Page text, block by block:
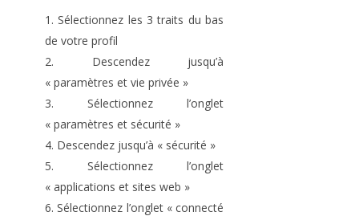
Sélectionnez les 3 traits du bas
de votre profil
Descendez jusqu’à
« paramètres et vie privée »
Sélectionnez l’onglet
« paramètres et sécurité »
Descendez jusqu’à « sécurité »
Sélectionnez l’onglet
« applications et sites web »
Sélectionnez l’onglet « connecté